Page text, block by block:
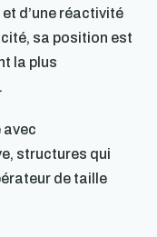
d’une réactivité
sa position est
la plus
avec
structures qui
de taille